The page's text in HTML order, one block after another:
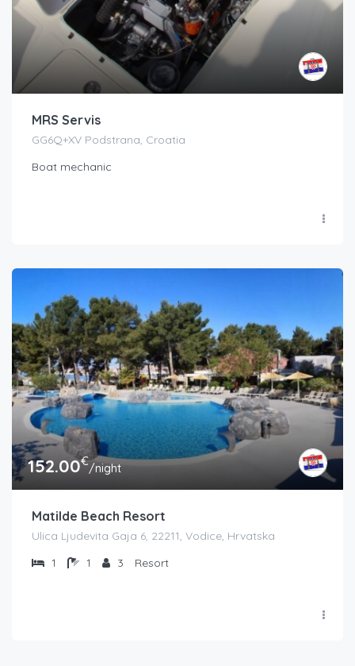
MRS Servis
GG6Q+XV Podstrana, Croatia
Boat mechanic
152.00€/night
Matilde Beach Resort
Ulica Ljudevita Gaja 6, 22211, Vodice, Hrvatska
1
1 3 Resort